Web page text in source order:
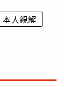
本人親解